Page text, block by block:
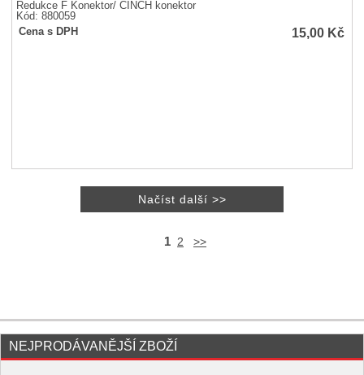
Redukce F Konektor/ CINCH konektor
Kód: 880059
Cena s DPH
15,00 Kč
1 2 >>
NEJPRODÁVANĚJŠÍ ZBOŽÍ